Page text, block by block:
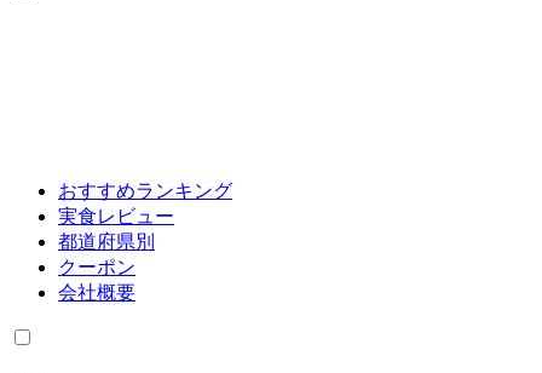
おすすめランキング
実食レビュー
都道府県別
クーポン
会社概要